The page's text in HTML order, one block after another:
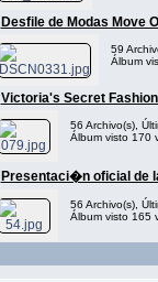
Desfile de Modas Move
59
Álbum
Victoria's Secret
56 Archivo(s),
Álbum visto 170
Presentaci�n oficial de
56 Archivo(s),
Álbum visto 165